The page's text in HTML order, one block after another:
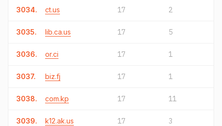
3034. ct.us 17 2
3035. lib.ca.us 17 5
3036. or.ci 17 1
3037. biz.fj 17 1
3038. com.kp 17 11
3039. k12.ak.us 17 3